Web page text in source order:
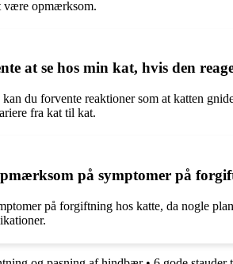
være opmærksom.
at se hos min kat, hvis den
du forvente reaktioner som at katten
fra kat til kat.
på symptomer på
på forgiftning hos katte, da nogle